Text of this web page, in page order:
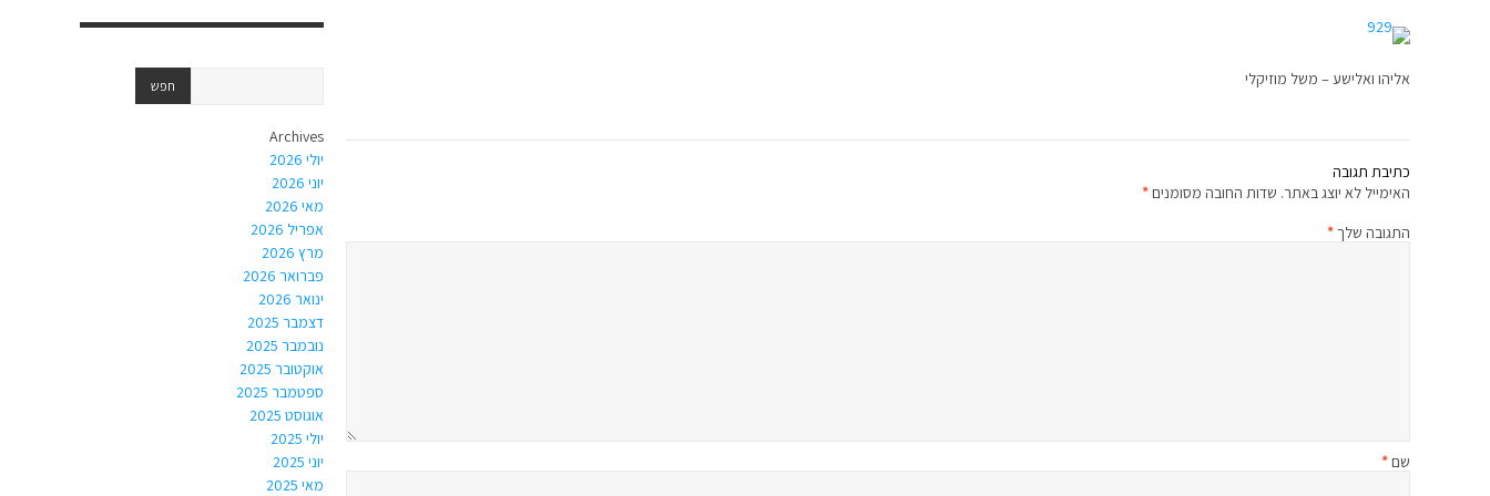
אליהו ואלישע – משל מוזיקלי
כתיבת תגובה
האימייל לא יוצג באתר. שדות החובה מסומנים*
התגובה שלך*
שם*
Archives
יולי 2026
יוני 2026
מאי 2026
אפריל 2026
מרץ 2026
פברואר 2026
ינואר 2026
דצמבר 2025
נובמבר 2025
אוקטובר 2025
ספטמבר 2025
אוגוסט 2025
יולי 2025
יוני 2025
מאי 2025